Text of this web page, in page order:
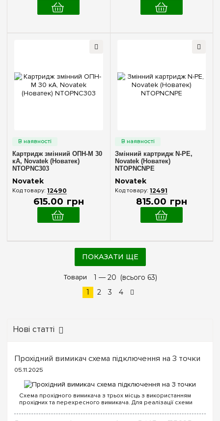
Картридж змінний ОПН-М 30
кА, Novatek (Новатек)
NTOPNC303
Novatek
12490
615.00 грн
Змінний картридж N-PE,
Novatek (Новатек)
NTOPNCNPE
Novatek
12491
815.00 грн
ПОКАЗАТИ ЩЕ
Товари 1 — 20 (всього 63)
1
2 3 4
Нові статті
Прохідний вимикач схема підключення на 3 точки
05.11.2025
Схема прохідного вимикача з трьох місць з використанням
прохідних та перехресного вимикача. Для реалізації схеми
вимикачі: Два од...